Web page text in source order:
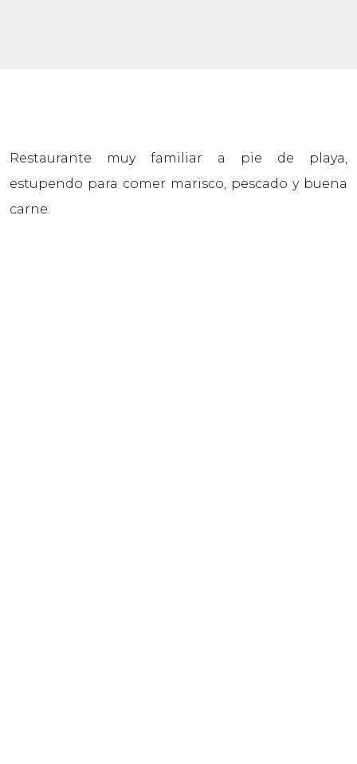
Restaurante muy familiar a pie de playa,
estupendo para comer marisco, pescado y buena
carne.